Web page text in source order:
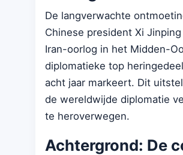
De langverwachte
Chinese president Xi
Iran-oorlog in het Midden-
diplomatieke top
acht jaar markeert. Dit
de wereldwijde diplomatie
te heroverwegen.
Achtergrond: De